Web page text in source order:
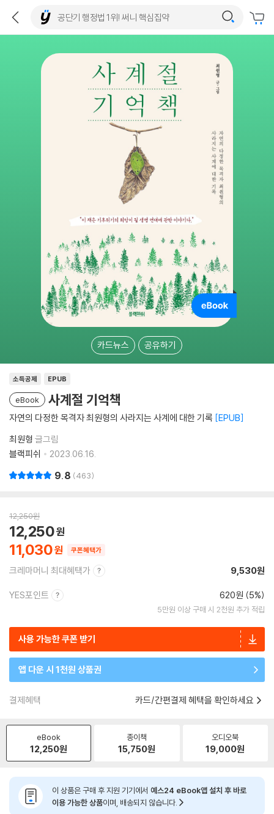
카드뉴스 공유하기
소득공제 EPUB
eBook 사계절 기억책
자연의 다정한 목격자 최원형의 사라지는 사계에 대한 기록 EPUB
최원형 글그림
블랙피쉬
2023.06.16.
9.8 463
12,250원
11,030
12,250
쿠폰혜택가
크레마머니 최대혜택가 9,530원
YES포인트 620원 (5%)
5만원 이상 구매 시 2천원 추가 적립
사용 가능한 쿠폰 받기
앱 다운 시 1천원 상품권
결제혜택 카드/간편결제 혜택을 확인하세요
eBook
12,250원
종이책
15,750원
오디오북
19,000원
이 상품은 구매 후 지원 기기에서 예스24 eBook앱 설치 후 바로
이용 가능한 상품이며, 배송되지 않습니다.